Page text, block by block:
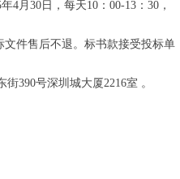
年4 月 30 日，每天10：00-13：30，
文件售后不退。标书款接受投标单
街390号深圳城大厦2216室 。